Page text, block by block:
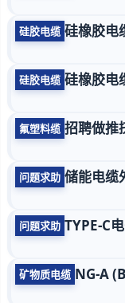
硅胶电缆 硅橡胶电
硅胶电缆 硅橡胶电
氟塑料缆 招聘做推
问题求助 储能电缆
问题求助 TYPE-C
矿物质电缆 NG-A